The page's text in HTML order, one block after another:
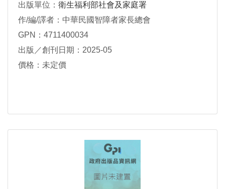
出版單位： 衛生福利部社會及家庭署
作/編/譯者：中華民國智障者家長總會
GPN：4711400034
出版／創刊日期：2025-05
價格：未定價